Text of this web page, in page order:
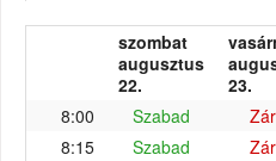
szombat
augusztus
22.
23.
8:00
Szabad
8:15
Szabad